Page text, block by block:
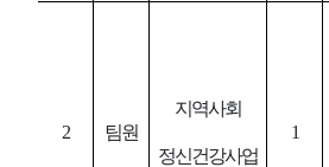
2 팀원
지역사회
정신건강사업
1